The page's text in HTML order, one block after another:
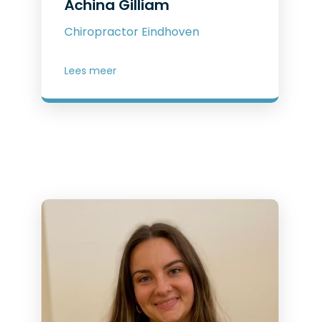
Achina Gilliam
Chiropractor Eindhoven
Lees meer